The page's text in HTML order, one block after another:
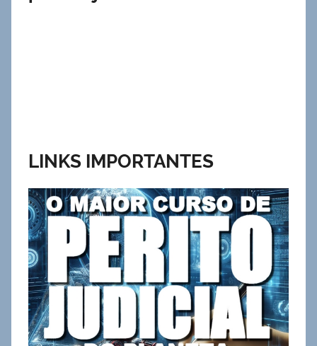
LINKS IMPORTANTES